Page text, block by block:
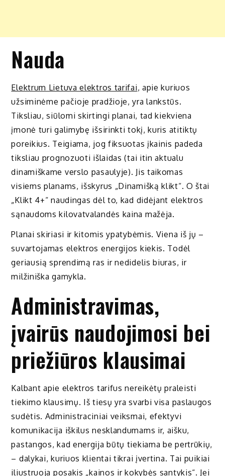
Nauda
Elektrum Lietuva elektros tarifai, apie kuriuos
užsiminėme pačioje pradžioje, yra lankstūs.
Tiksliau, siūlomi skirtingi planai, tad kiekviena
įmonė turi galimybę išsirinkti tokį, kuris atitiktų
poreikius. Teigiama, jog fiksuotas įkainis padeda
tiksliau prognozuoti išlaidas (tai itin aktualu
dinamiškame verslo pasaulyje). Jis taikomas
visiems planams, išskyrus „Dinamišką klikt“. O štai
„Klikt 4+“ naudingas dėl to, kad didėjant elektros
sąnaudoms kilovatvalandės kaina mažėja.
Planai skiriasi ir kitomis ypatybėmis. Viena iš jų –
suvartojamas elektros energijos kiekis. Todėl
geriausią sprendimą ras ir nedidelis biuras, ir
milžiniška gamykla.
Administravimas,
įvairūs naudojimosi bei
priežiūros klausimai
Kalbant apie elektros tarifus nereikėtų praleisti
tiekimo klausimų. Iš tiesų yra svarbi visa paslaugos
sudėtis. Administraciniai veiksmai, efektyvi
komunikacija iškilus nesklandumams ir, aišku,
pastangos, kad energija būtų tiekiama be pertrūkių,
– dalykai, kuriuos klientai tikrai įvertina. Tai puikiai
iliustruoja posakis „kainos ir kokybės santykis“. Jei